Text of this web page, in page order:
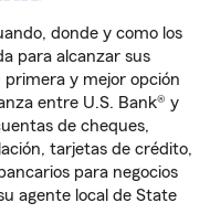
donde y como los
para alcanzar sus
y mejor opción
entre U.S. Bank® y
de cheques,
tarjetas de crédito,
para negocios
agente local de State